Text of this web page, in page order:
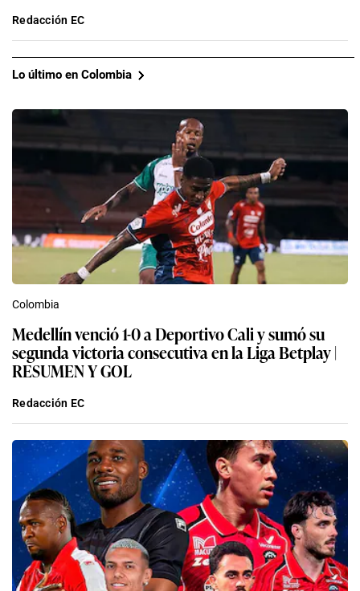
Redacción EC
Lo último en Colombia
Colombia
Medellín venció 1-0 a Deportivo Cali y sumó su
segunda victoria consecutiva en la Liga Betplay |
RESUMEN Y GOL
Redacción EC